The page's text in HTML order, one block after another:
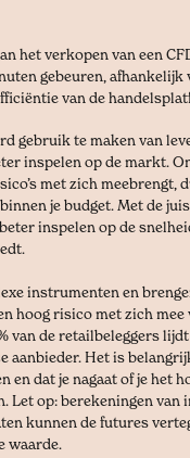
het verkopen van een
gebeuren, afhankelijk
van de
gebruik te maken van
inspelen op de markt.
met zich meebrengt,
je budget. Met de
inspelen op de
instrumenten en
hoog risico met zich mee
van de retailbeleggers
aanbieder. Het is
en dat je nagaat of je het
Let op: berekeningen van
kunnen de futures
waarde.